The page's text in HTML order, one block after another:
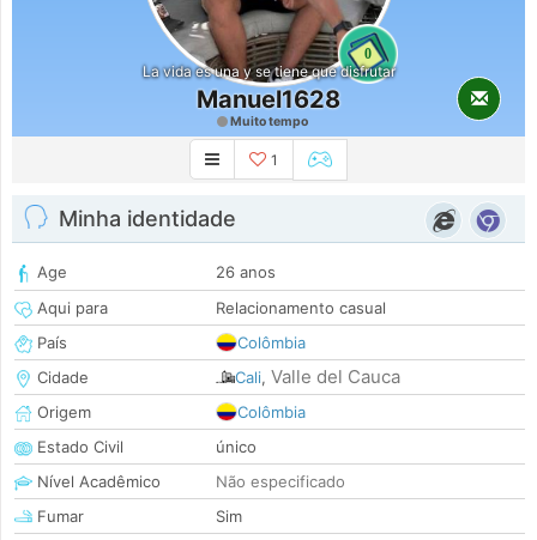
0
La vida es una y se tiene que disfrutar
Manuel1628
Muito tempo
1
Minha identidade
Age
26 anos
Aqui para
Relacionamento casual
País
Colômbia
Cidade
Cali, Valle del Cauca
Origem
Colômbia
Estado Civil
único
Nível Acadêmico
Não especificado
Fumar
Sim